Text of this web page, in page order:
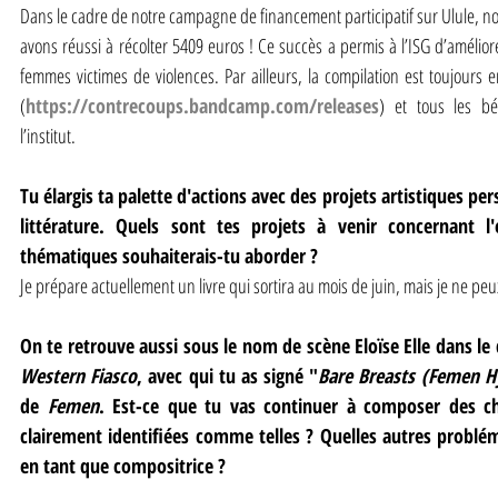
Dans le cadre de notre campagne de financement participatif sur Ulule,
avons réussi à récolter 5409 euros ! Ce succès a permis à l’ISG
femmes victimes de violences. Par ailleurs, la compilation est toujours
(https://contrecoups.bandcamp.com/releases) et tous les
l’institut.
Tu élargis ta palette d'actions avec des projets artistiques
littérature. Quels sont tes projets à venir concernant
thématiques souhaiterais-tu aborder ?
Je prépare actuellement un livre qui sortira au mois de juin, mais je ne
On te retrouve aussi sous le nom de scène Eloïse Elle dans
Western Fiasco, avec qui tu as signé "Bare Breasts (Femen
de Femen. Est-ce que tu vas continuer à composer des
clairement identifiées comme telles ? Quelles autres
en tant que compositrice ?